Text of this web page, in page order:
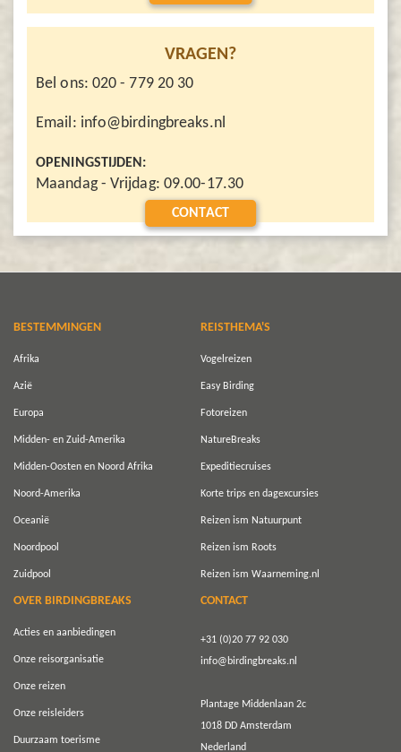
VRAGEN?
Bel ons: 020 - 779 20 30
Email: info@birdingbreaks.nl
OPENINGSTIJDEN:
Maandag - Vrijdag: 09.00-17.30
CONTACT
BESTEMMINGEN
Afrika
Azië
Europa
Midden- en Zuid-Amerika
Midden-Oosten en Noord Afrika
Noord-Amerika
Oceanië
Noordpool
Zuidpool
REISTHEMA'S
Vogelreizen
Easy Birding
Fotoreizen
NatureBreaks
Expeditiecruises
Korte trips en dagexcursies
Reizen ism Natuurpunt
Reizen ism Roots
Reizen ism Waarneming.nl
OVER BIRDINGBREAKS
Acties en aanbiedingen
Onze reisorganisatie
Onze reizen
Onze reisleiders
Duurzaam toerisme
CONTACT
+31 (0)20 77 92 030
info@birdingbreaks.nl
Plantage Middenlaan 2c
1018 DD Amsterdam
Nederland